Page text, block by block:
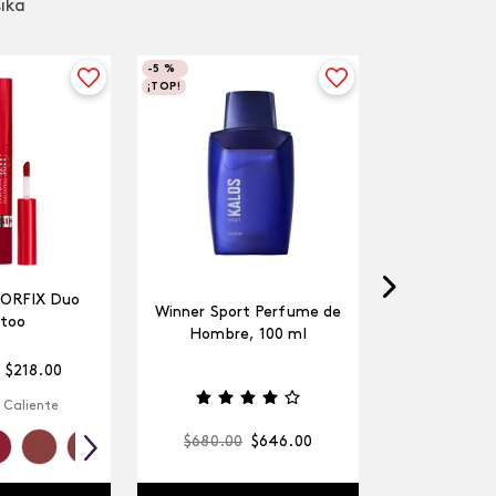
Duo
$218 .00
Caliente
-5 %
¡TOP!
Winner Sport Perfume de
Hombre, 100 ml
$680.00 $646 .00